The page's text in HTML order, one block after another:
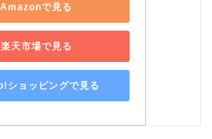
Amazonで見る
楽天市場で見る
ショッピングで見る